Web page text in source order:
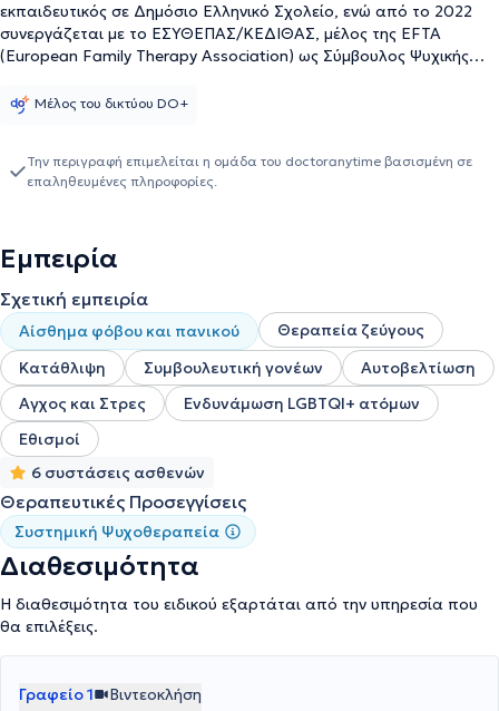
εκπαιδευτικός σε Δημόσιο Ελληνικό Σχολείο, ενώ από το 2022
συνεργάζεται με το ΕΣΥΘΕΠΑΣ/ΚΕΔΙΘΑΣ, μέλος της ΕFTA
(European Family Therapy Association) ως Σύμβουλος Ψυχικής
ζευγάρια. Σπούδασε Αγγλική Φιλολογία στο Εθνικό και
μεταπτυχιακό στις Πολιτιστικές Σπουδές. Από το 2020 έως το
2024 φοίτησε στο Κέντρο Διερεύνησης της Βελτίωσης και
Συστημική και Οικογενειακή Ψυχοθεραπεία. Οι συνεδρίες γίνονται
στα Ελληνικά ή Αγγλικά, όπως επίσης και online κατόπιν
συνεννόησης.
Μέλος του δικτύου DO+
Την περιγραφή επιμελείται η ομάδα του doctoranytime βασισμένη σε
επαληθευμένες πληροφορίες.
Εμπειρία
Σχετική εμπειρία
Αίσθημα φόβου και πανικού
Θεραπεία ζεύγους
Κατάθλιψη
Συμβουλευτική γονέων
Αυτοβελτίωση
Αγχος και Στρες
Ενδυνάμωση LGBTQI+ ατόμων
Εθισμοί
6 συστάσεις ασθενών
Θεραπευτικές Προσεγγίσεις
Συστημική Ψυχοθεραπεία
Διαθεσιμότητα
Η διαθεσιμότητα του ειδικού εξαρτάται από την υπηρεσία που
θα επιλέξεις.
Γραφείο 1 Βιντεοκλήση